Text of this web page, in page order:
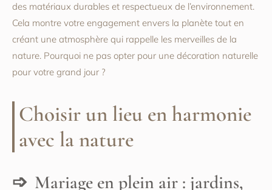
des matériaux durables et respectueux de l’environnement.
Cela montre votre engagement envers la planète tout en
créant une atmosphère qui rappelle les merveilles de la
nature. Pourquoi ne pas opter pour une décoration naturelle
pour votre grand jour ?
Choisir un lieu en harmonie
avec la nature
Mariage en plein air : jardins,